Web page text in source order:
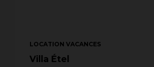
LOCATION VACANCES
Villa Étel